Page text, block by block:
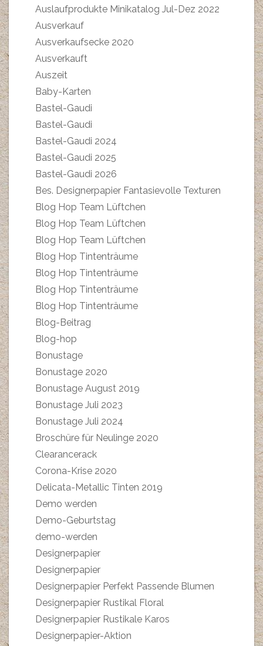
Auslaufprodukte Minikatalog Jul-Dez 2022
Ausverkauf
Ausverkaufsecke 2020
Ausverkauft
Auszeit
Baby-Karten
Bastel-Gaudi
Bastel-Gaudi
Bastel-Gaudi 2024
Bastel-Gaudi 2025
Bastel-Gaudi 2026
Bes. Designerpapier Fantasievolle Texturen
Blog Hop Team Lüftchen
Blog Hop Team Lüftchen
Blog Hop Team Lüftchen
Blog Hop Tintenträume
Blog Hop Tintenträume
Blog Hop Tintenträume
Blog Hop Tintenträume
Blog-Beitrag
Blog-hop
Bonustage
Bonustage 2020
Bonustage August 2019
Bonustage Juli 2023
Bonustage Juli 2024
Broschüre für Neulinge 2020
Clearancerack
Corona-Krise 2020
Delicata-Metallic Tinten 2019
Demo werden
Demo-Geburtstag
demo-werden
Designerpapier
Designerpapier
Designerpapier Perfekt Passende Blumen
Designerpapier Rustikal Floral
Designerpapier Rustikale Karos
Designerpapier-Aktion